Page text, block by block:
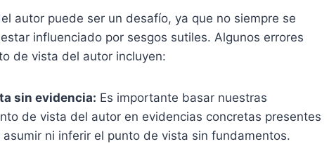
autor puede ser un desafío, ya que no siempre se
influenciado por sesgos sutiles. Algunos errores
de vista del autor incluyen:
sin evidencia: Es importante basar nuestras
de vista del autor en evidencias concretas presentes
ni inferir el punto de vista sin fundamentos.